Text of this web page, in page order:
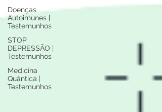
Doenças
Autoimunes |
Testemunhos
STOP
DEPRESSÃO |
Testemunhos
Medicina
Quântica |
Testemunhos